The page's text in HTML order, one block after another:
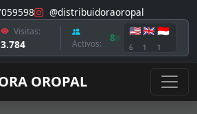
@distribuidoraoropal
Visitas:
3.784 Activos: 8
🇺🇸
6
🇬🇧
1
🇮🇩
1
OROPAL